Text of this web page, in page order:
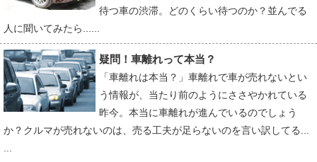
待つ車の渋滞。どのくらい待つのか？並んでる
人に聞いてみたら......
疑問！車離れって本当？
「車離れは本当？」車離れで車が売れないとい
う情報が、当たり前のようにささやかれている
昨今。本当に車離れが進んでいるのでしょう
か？クルマが売れないのは、売る工夫が足らないのを言い訳してる...
...